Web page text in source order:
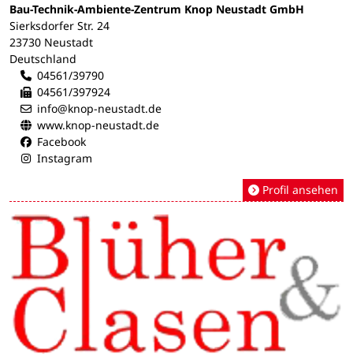
Bau-Technik-Ambiente-Zentrum Knop Neustadt GmbH
Sierksdorfer Str. 24
23730 Neustadt
Deutschland
04561/39790
04561/397924
info@knop-neustadt.de
www.knop-neustadt.de
Facebook
Instagram
Profil ansehen